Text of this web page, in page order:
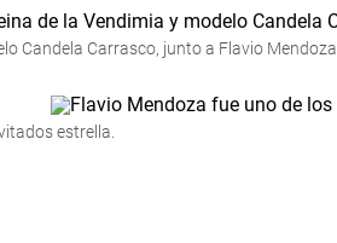
Candela Carrasco, junto a Flavio Mendoza.
estrella.